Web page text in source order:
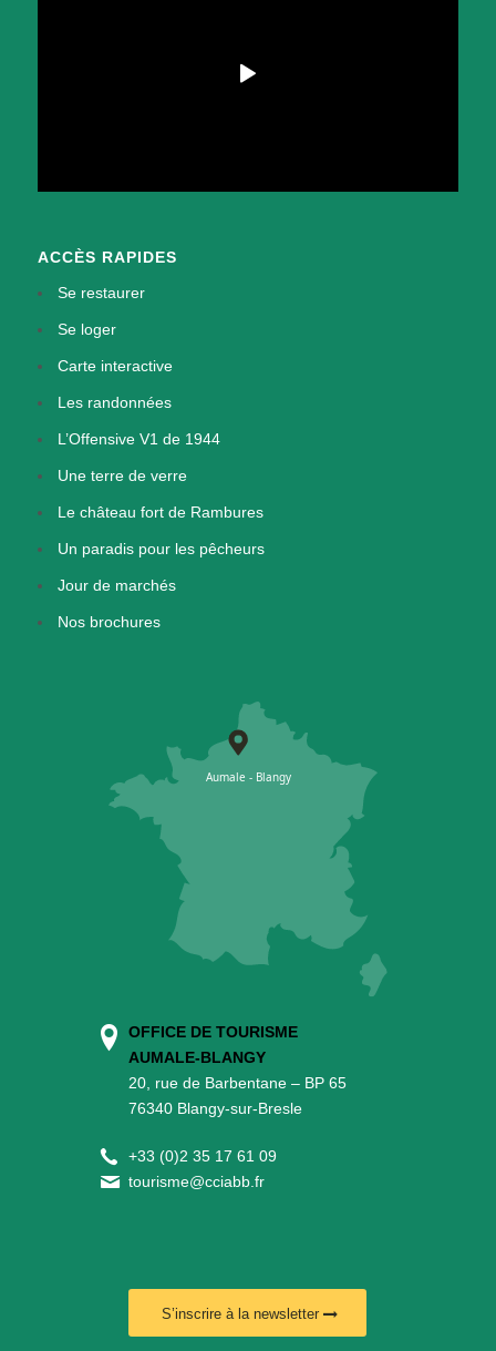
ACCÈS RAPIDES
Se restaurer
Se loger
Carte interactive
Les randonnées
L’Offensive V1 de 1944
Une terre de verre
Le château fort de Rambures
Un paradis pour les pêcheurs
Jour de marchés
Nos brochures
OFFICE DE TOURISME
AUMALE-BLANGY
20, rue de Barbentane – BP 65
76340 Blangy-sur-Bresle
+33 (0)2 35 17 61 09
tourisme@cciabb.fr
S’inscrire à la newsletter